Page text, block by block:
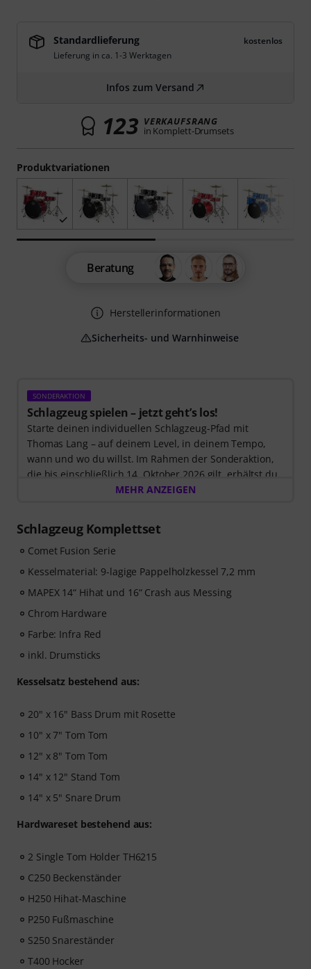
SONDERAKTION
Schlagzeug spielen – jetzt geht’s los!
Starte deinen individuellen Schlagzeug-Pfad mit
Thomas Lang – auf deinem Level, in deinem Tempo,
wann und wo du willst. Im Rahmen der Sonderaktion,
die bis einschließlich 14. Oktober 2026 gilt, erhältst du
3 Monate exklusiven Zugang zur MyGroove School of
MEHR ANZEIGEN
Schlagzeug Komplettset
Comet Fusion Serie
Kesselmaterial: 9-lagige Pappelholzkessel 7,2 mm
MAPEX 14“ Hihat und 16“ Crash aus Messing
Chrom Hardware
Farbe: Infra Red
inkl. Drumsticks
Kesselsatz bestehend aus:
20" x 16" Bass Drum mit Rosette
10" x 7" Tom Tom
12" x 8" Tom Tom
14" x 12" Stand Tom
14" x 5" Snare Drum
Hardwareset bestehend aus:
2 Single Tom Holder TH6215
C250 Beckenständer
H250 Hihat-Maschine
P250 Fußmaschine
S250 Snareständer
T400 Hocker
Produktvariationen
Standardlieferung
kostenlos
Lieferung in ca. 1-3 Werktagen
Infos zum Versand
123 VERKAUFSRANG
in Komplett-Drumsets
Beratung
Herstellerinformationen
Sicherheits- und Warnhinweise